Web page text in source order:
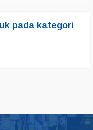
pada kategori